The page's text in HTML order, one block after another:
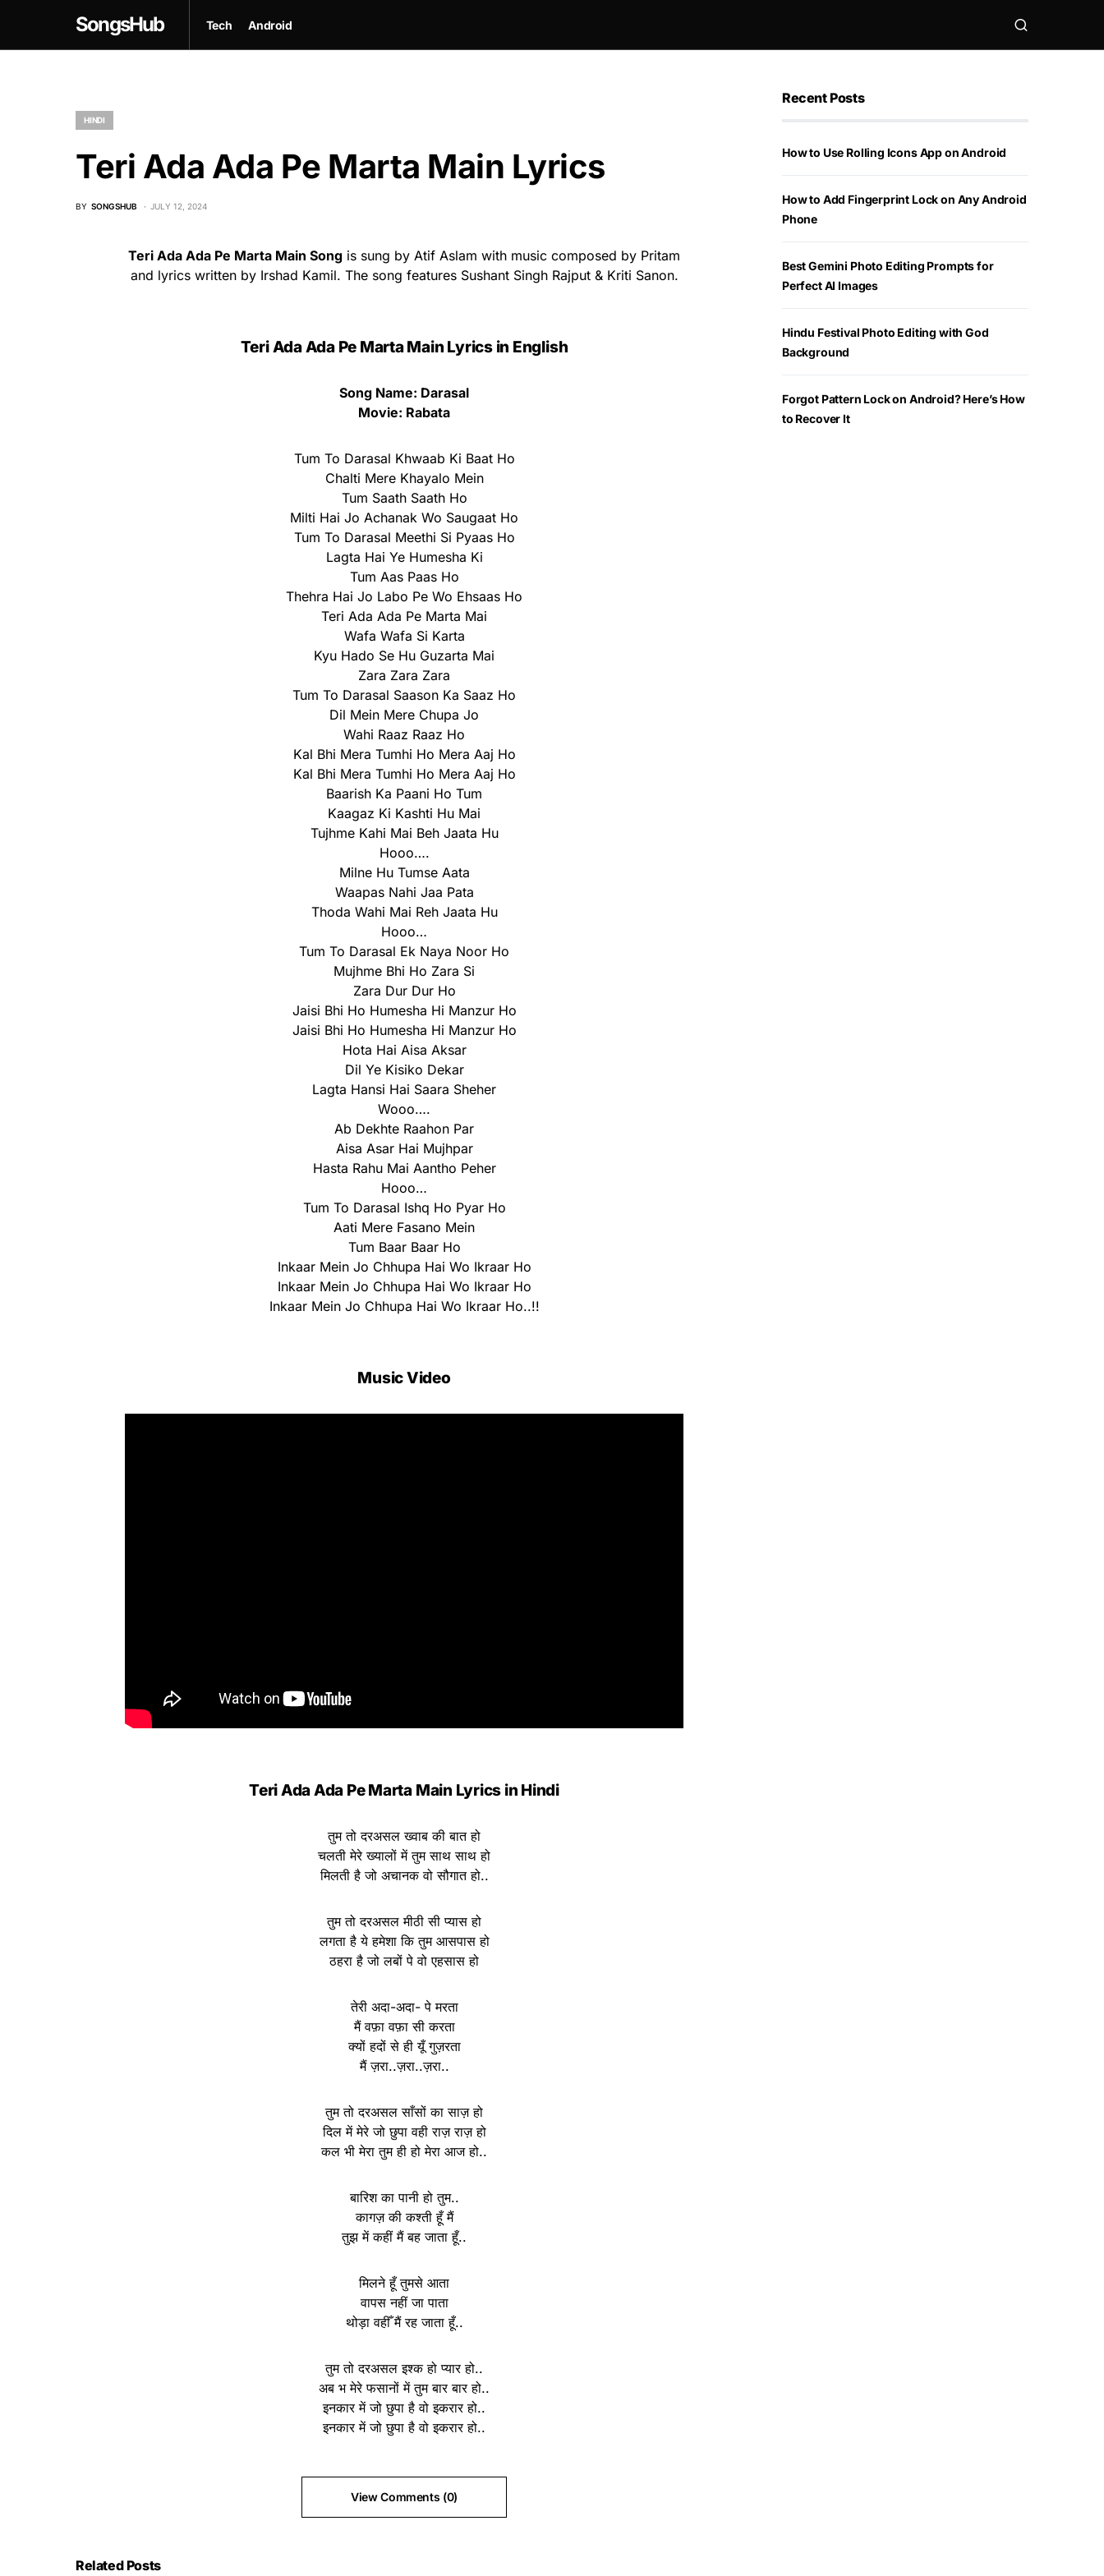
SongsHub Tech Android
HINDI
Teri Ada Ada Pe Marta Main Lyrics
BY SONGSHUB JULY 12, 2024
Teri Ada Ada Pe Marta Main Song is sung by Atif Aslam with music composed by Pritam
and lyrics written by Irshad Kamil. The song features Sushant Singh Rajput & Kriti Sanon.
Teri Ada Ada Pe Marta Main Lyrics in English
Song Name: Darasal
Movie: Rabata
Tum To Darasal Khwaab Ki Baat Ho
Chalti Mere Khayalo Mein
Tum Saath Saath Ho
Milti Hai Jo Achanak Wo Saugaat Ho
Tum To Darasal Meethi Si Pyaas Ho
Lagta Hai Ye Humesha Ki
Tum Aas Paas Ho
Thehra Hai Jo Labo Pe Wo Ehsaas Ho
Teri Ada Ada Pe Marta Mai
Wafa Wafa Si Karta
Kyu Hado Se Hu Guzarta Mai
Zara Zara Zara
Tum To Darasal Saason Ka Saaz Ho
Dil Mein Mere Chupa Jo
Wahi Raaz Raaz Ho
Kal Bhi Mera Tumhi Ho Mera Aaj Ho
Kal Bhi Mera Tumhi Ho Mera Aaj Ho
Baarish Ka Paani Ho Tum
Kaagaz Ki Kashti Hu Mai
Tujhme Kahi Mai Beh Jaata Hu
Hooo….
Milne Hu Tumse Aata
Waapas Nahi Jaa Pata
Thoda Wahi Mai Reh Jaata Hu
Hooo…
Tum To Darasal Ek Naya Noor Ho
Mujhme Bhi Ho Zara Si
Zara Dur Dur Ho
Jaisi Bhi Ho Humesha Hi Manzur Ho
Jaisi Bhi Ho Humesha Hi Manzur Ho
Hota Hai Aisa Aksar
Dil Ye Kisiko Dekar
Lagta Hansi Hai Saara Sheher
Wooo….
Ab Dekhte Raahon Par
Aisa Asar Hai Mujhpar
Hasta Rahu Mai Aantho Peher
Hooo…
Tum To Darasal Ishq Ho Pyar Ho
Aati Mere Fasano Mein
Tum Baar Baar Ho
Inkaar Mein Jo Chhupa Hai Wo Ikraar Ho
Inkaar Mein Jo Chhupa Hai Wo Ikraar Ho
Inkaar Mein Jo Chhupa Hai Wo Ikraar Ho..!!
Music Video
Teri Ada Ada Pe Marta Main Lyrics in Hindi
तुम तो दरअसल ख्वाब की बात हो
चलती मेरे ख्यालों में तुम साथ साथ हो
मिलती है जो अचानक वो सौगात हो..
तुम तो दरअसल मीठी सी प्यास हो
लगता है ये हमेशा कि तुम आसपास हो
ठहरा है जो लबों पे वो एहसास हो
तेरी अदा-अदा- पे मरता
मैं वफ़ा वफ़ा सी करता
क्यों हदों से ही यूँ गुज़रता
मैं ज़रा..ज़रा..ज़रा..
तुम तो दरअसल साँसों का साज़ हो
दिल में मेरे जो छुपा वही राज़ राज़ हो
कल भी मेरा तुम ही हो मेरा आज हो..
बारिश का पानी हो तुम..
कागज़ की कश्ती हूँ मैं
तुझ में कहीं मैं बह जाता हूँ..
मिलने हूँ तुमसे आता
वापस नहीं जा पाता
थोड़ा वहीँ मैं रह जाता हूँ..
तुम तो दरअसल इश्क हो प्यार हो..
अब भ मेरे फसानों में तुम बार बार हो..
इनकार में जो छुपा है वो इकरार हो..
इनकार में जो छुपा है वो इकरार हो..
View Comments (0)
Recent Posts
How to Use Rolling Icons App on Android
How to Add Fingerprint Lock on Any Android
Phone
Best Gemini Photo Editing Prompts for
Perfect AI Images
Hindu Festival Photo Editing with God
Background
Forgot Pattern Lock on Android? Here’s How
to Recover It
Related Posts